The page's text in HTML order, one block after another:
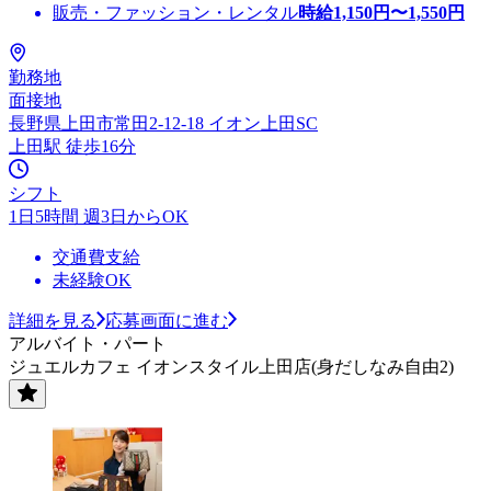
販売・ファッション・レンタル時給1,150円〜1,550円
勤務地
面接地
長野県上田市常田2-12-18 イオン上田SC
上田駅 徒歩16分
シフト
1日5時間 週3日からOK
交通費支給
未経験OK
詳細を見る
応募画面に進む
アルバイト・パート
ジュエルカフェ イオンスタイル上田店(身だしなみ自由2)